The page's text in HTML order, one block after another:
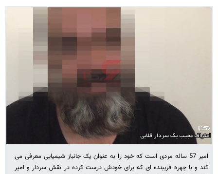
امیر 57 ساله مردی است که خود را به عنوان یک جانباز شیمیایی معرفی می
کند و با چهره فریبنده ای که برای خودش درست کرده در نقش سردار و امیر